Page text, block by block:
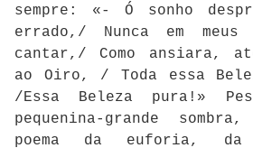
sempre: «- Ó sonho
errado,/ Nunca em meus
cantar,/ Como ansiara,
ao Oiro, / Toda essa
/Essa Beleza pura!»
pequenina-grande sombra,
poema da euforia,